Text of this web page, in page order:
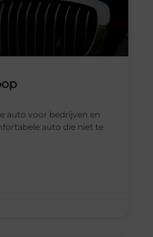
auto voor bedrijven en
auto die niet te